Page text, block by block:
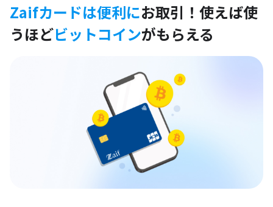
Zaifカードは便利にお取引！ 使えば使
うほどビットコインがもらえる